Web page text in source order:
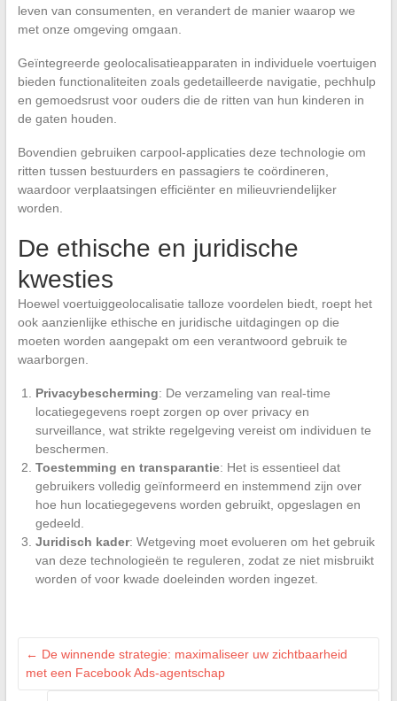
leven van consumenten, en verandert de manier waarop we
met onze omgeving omgaan.
Geïntegreerde geolocalisatieapparaten in individuele voertuigen
bieden functionaliteiten zoals gedetailleerde navigatie, pechhulp
en gemoedsrust voor ouders die de ritten van hun kinderen in
de gaten houden.
Bovendien gebruiken carpool-applicaties deze technologie om
ritten tussen bestuurders en passagiers te coördineren,
waardoor verplaatsingen efficiënter en milieuvriendelijker
worden.
De ethische en juridische
kwesties
Hoewel voertuiggeolocalisatie talloze voordelen biedt, roept het
ook aanzienlijke ethische en juridische uitdagingen op die
moeten worden aangepakt om een verantwoord gebruik te
waarborgen.
Privacybescherming: De verzameling van real-time
locatiegegevens roept zorgen op over privacy en
surveillance, wat strikte regelgeving vereist om individuen te
beschermen.
Toestemming en transparantie: Het is essentieel dat
gebruikers volledig geïnformeerd en instemmend zijn over
hoe hun locatiegegevens worden gebruikt, opgeslagen en
gedeeld.
Juridisch kader: Wetgeving moet evolueren om het gebruik
van deze technologieën te reguleren, zodat ze niet misbruikt
worden of voor kwade doeleinden worden ingezet.
← De winnende strategie: maximaliseer uw zichtbaarheid
met een Facebook Ads-agentschap